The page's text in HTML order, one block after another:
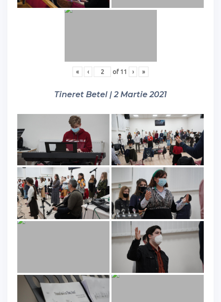
« ‹ of 11 › »
Tineret Betel | 2 Martie 2021